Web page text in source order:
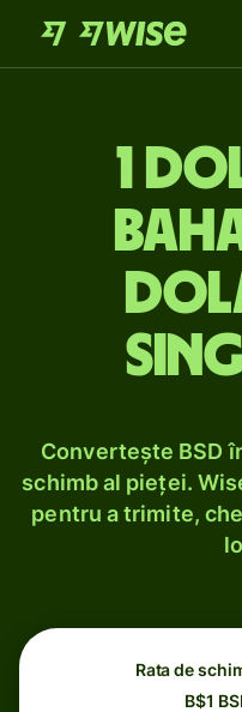
1
Convertește BSD
schimb al pieței.
pentru a trimite,
Rata de
B$1